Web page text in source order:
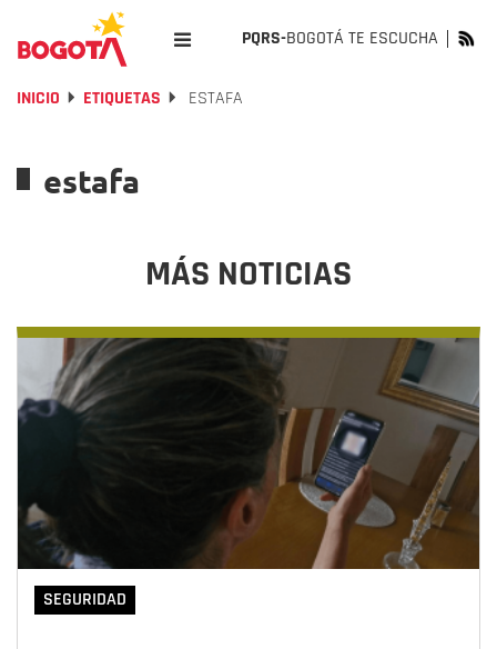
PQRS-BOGOTÁ TE ESCUCHA
INICIO ETIQUETAS ESTAFA
estafa
MÁS NOTICIAS
SEGURIDAD